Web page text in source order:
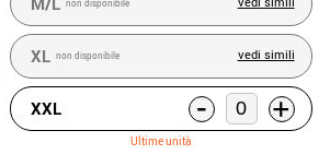
non disponibile
XL non disponibile vedi simili
XXL - +
Ultime unità